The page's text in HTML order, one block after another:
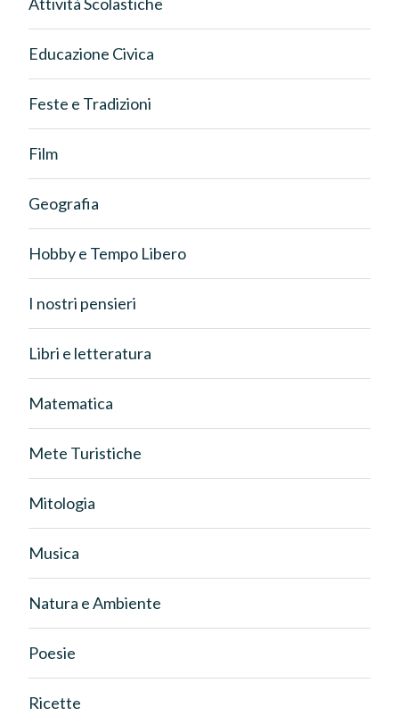
Educazione Civica
Feste e Tradizioni
Film
Geografia
Hobby e Tempo Libero
I nostri pensieri
Libri e letteratura
Matematica
Mete Turistiche
Mitologia
Musica
Natura e Ambiente
Poesie
Ricette